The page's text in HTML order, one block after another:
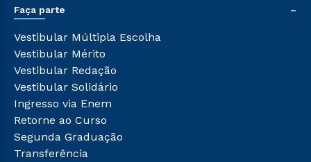
Sou Colaborador
Ética e Integridade
Pós-graduação
Cursos de Medicina
Cursos Livres
Cursos Técnicos
Cursos Profissionalizantes
Faça parte -
Vestibular Múltipla Escolha
Vestibular Mérito
Vestibular Redação
Vestibular Solidário
Ingresso via Enem
Retorne ao Curso
Segunda Graduação
Transferência